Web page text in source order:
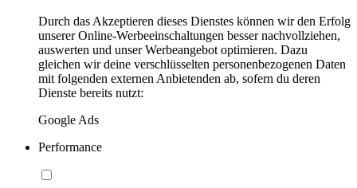
Durch das Akzeptieren dieses Dienstes können wir den Erfolg
unserer Online-Werbeeinschaltungen besser nachvollziehen,
auswerten und unser Werbeangebot optimieren. Dazu
gleichen wir deine verschlüsselten personenbezogenen Daten
mit folgenden externen Anbietenden ab, sofern du deren
Dienste bereits nutzt:
Google Ads
Performance